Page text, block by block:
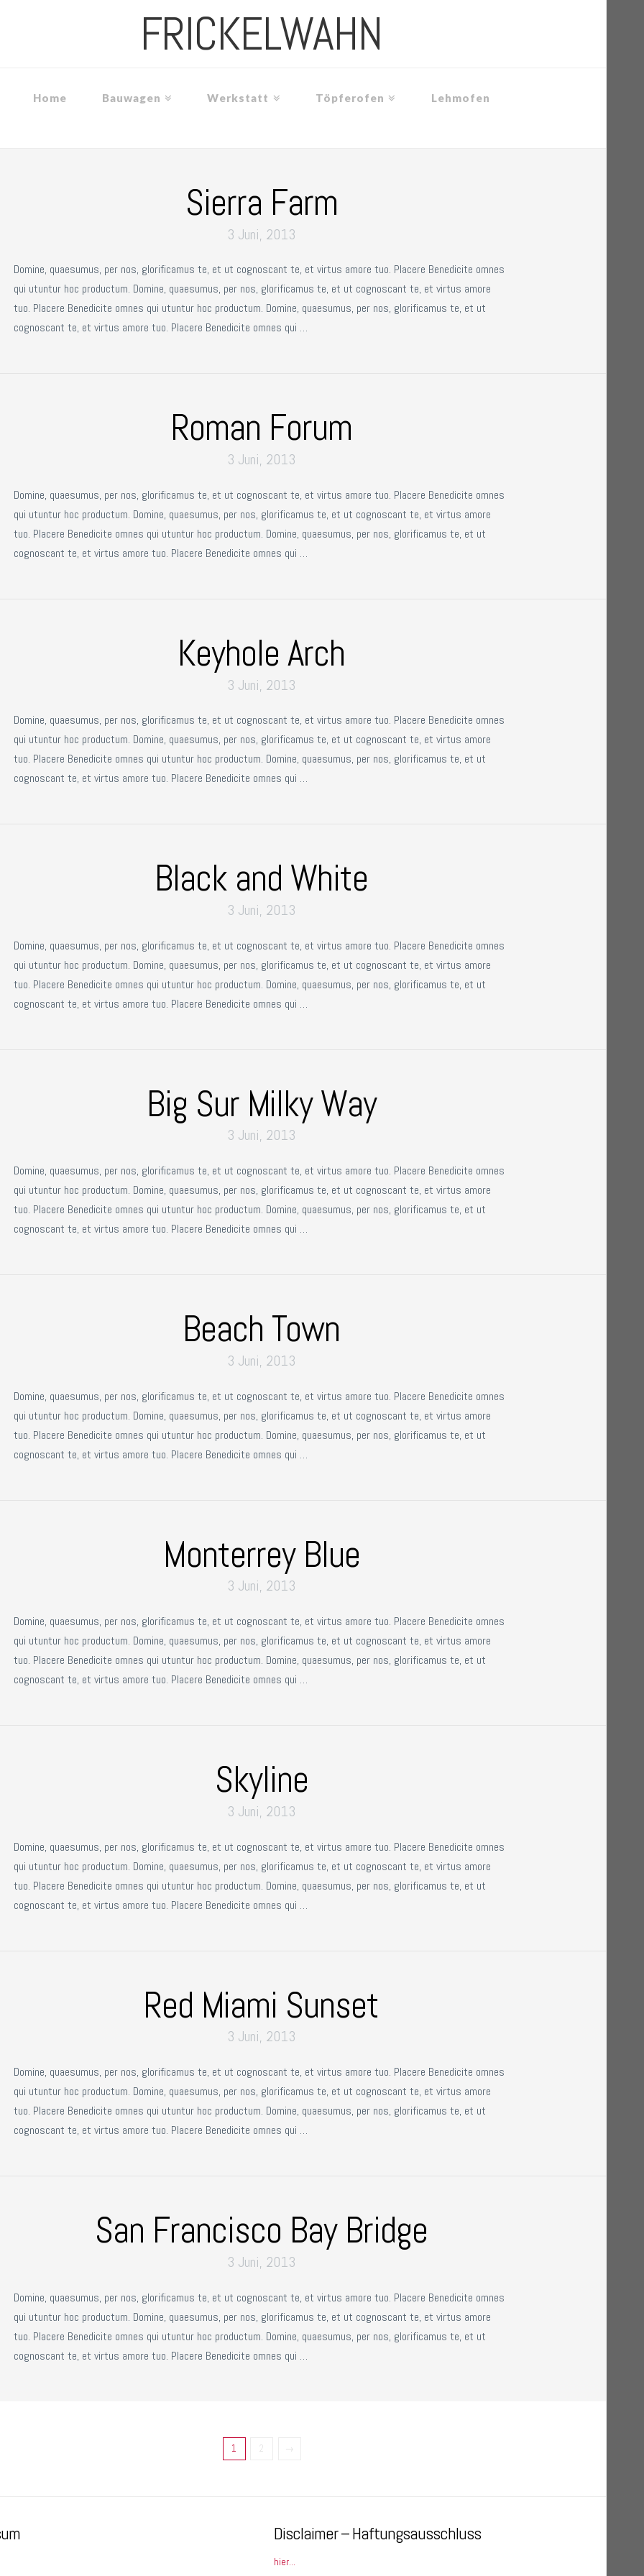
FRICKELWAHN
Home Bauwagen Werkstatt Töpferofen Lehmofen
Sierra Farm
3 Juni, 2013
Domine, quaesumus, per nos, glorificamus te, et ut cognoscant te, et virtus amore tuo. Placere Benedicite omnes
qui utuntur hoc productum. Domine, quaesumus, per nos, glorificamus te, et ut cognoscant te, et virtus amore
tuo. Placere Benedicite omnes qui utuntur hoc productum. Domine, quaesumus, per nos, glorificamus te, et ut
cognoscant te, et virtus amore tuo. Placere Benedicite omnes qui …
Roman Forum
3 Juni, 2013
Domine, quaesumus, per nos, glorificamus te, et ut cognoscant te, et virtus amore tuo. Placere Benedicite omnes
qui utuntur hoc productum. Domine, quaesumus, per nos, glorificamus te, et ut cognoscant te, et virtus amore
tuo. Placere Benedicite omnes qui utuntur hoc productum. Domine, quaesumus, per nos, glorificamus te, et ut
cognoscant te, et virtus amore tuo. Placere Benedicite omnes qui …
Keyhole Arch
3 Juni, 2013
Domine, quaesumus, per nos, glorificamus te, et ut cognoscant te, et virtus amore tuo. Placere Benedicite omnes
qui utuntur hoc productum. Domine, quaesumus, per nos, glorificamus te, et ut cognoscant te, et virtus amore
tuo. Placere Benedicite omnes qui utuntur hoc productum. Domine, quaesumus, per nos, glorificamus te, et ut
cognoscant te, et virtus amore tuo. Placere Benedicite omnes qui …
Black and White
3 Juni, 2013
Domine, quaesumus, per nos, glorificamus te, et ut cognoscant te, et virtus amore tuo. Placere Benedicite omnes
qui utuntur hoc productum. Domine, quaesumus, per nos, glorificamus te, et ut cognoscant te, et virtus amore
tuo. Placere Benedicite omnes qui utuntur hoc productum. Domine, quaesumus, per nos, glorificamus te, et ut
cognoscant te, et virtus amore tuo. Placere Benedicite omnes qui …
Big Sur Milky Way
3 Juni, 2013
Domine, quaesumus, per nos, glorificamus te, et ut cognoscant te, et virtus amore tuo. Placere Benedicite omnes
qui utuntur hoc productum. Domine, quaesumus, per nos, glorificamus te, et ut cognoscant te, et virtus amore
tuo. Placere Benedicite omnes qui utuntur hoc productum. Domine, quaesumus, per nos, glorificamus te, et ut
cognoscant te, et virtus amore tuo. Placere Benedicite omnes qui …
Beach Town
3 Juni, 2013
Domine, quaesumus, per nos, glorificamus te, et ut cognoscant te, et virtus amore tuo. Placere Benedicite omnes
qui utuntur hoc productum. Domine, quaesumus, per nos, glorificamus te, et ut cognoscant te, et virtus amore
tuo. Placere Benedicite omnes qui utuntur hoc productum. Domine, quaesumus, per nos, glorificamus te, et ut
cognoscant te, et virtus amore tuo. Placere Benedicite omnes qui …
Monterrey Blue
3 Juni, 2013
Domine, quaesumus, per nos, glorificamus te, et ut cognoscant te, et virtus amore tuo. Placere Benedicite omnes
qui utuntur hoc productum. Domine, quaesumus, per nos, glorificamus te, et ut cognoscant te, et virtus amore
tuo. Placere Benedicite omnes qui utuntur hoc productum. Domine, quaesumus, per nos, glorificamus te, et ut
cognoscant te, et virtus amore tuo. Placere Benedicite omnes qui …
Skyline
3 Juni, 2013
Domine, quaesumus, per nos, glorificamus te, et ut cognoscant te, et virtus amore tuo. Placere Benedicite omnes
qui utuntur hoc productum. Domine, quaesumus, per nos, glorificamus te, et ut cognoscant te, et virtus amore
tuo. Placere Benedicite omnes qui utuntur hoc productum. Domine, quaesumus, per nos, glorificamus te, et ut
cognoscant te, et virtus amore tuo. Placere Benedicite omnes qui …
Red Miami Sunset
3 Juni, 2013
Domine, quaesumus, per nos, glorificamus te, et ut cognoscant te, et virtus amore tuo. Placere Benedicite omnes
qui utuntur hoc productum. Domine, quaesumus, per nos, glorificamus te, et ut cognoscant te, et virtus amore
tuo. Placere Benedicite omnes qui utuntur hoc productum. Domine, quaesumus, per nos, glorificamus te, et ut
cognoscant te, et virtus amore tuo. Placere Benedicite omnes qui …
San Francisco Bay Bridge
3 Juni, 2013
Domine, quaesumus, per nos, glorificamus te, et ut cognoscant te, et virtus amore tuo. Placere Benedicite omnes
qui utuntur hoc productum. Domine, quaesumus, per nos, glorificamus te, et ut cognoscant te, et virtus amore
tuo. Placere Benedicite omnes qui utuntur hoc productum. Domine, quaesumus, per nos, glorificamus te, et ut
cognoscant te, et virtus amore tuo. Placere Benedicite omnes qui …
1 2 →
Disclaimer – Haftungsausschluss
hier...